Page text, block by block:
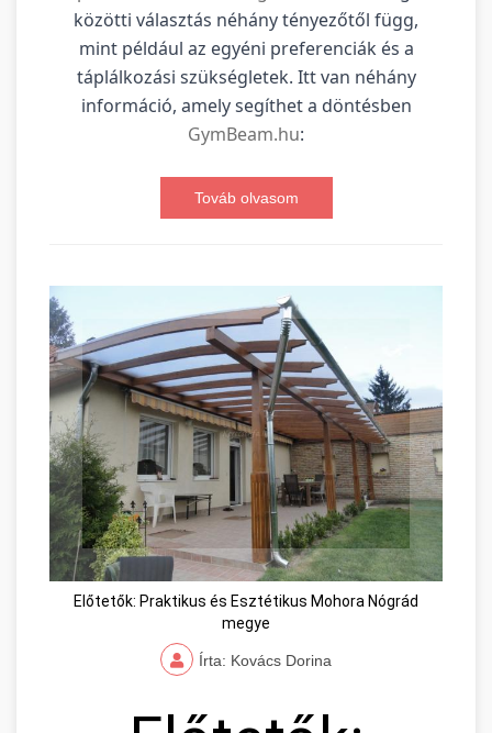
közötti választás néhány tényezőtől függ,
mint például az egyéni preferenciák és a
táplálkozási szükségletek. Itt van néhány
információ, amely segíthet a döntésben
GymBeam.hu:
Továb olvasom
Előtetők: Praktikus és Esztétikus Mohora Nógrád
megye
Írta: Kovács Dorina